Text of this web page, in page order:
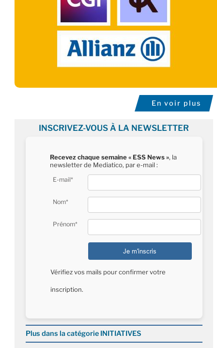
En voir plus
INSCRIVEZ-VOUS À LA NEWSLETTER
Recevez chaque semaine « ESS News », la
newsletter de Mediatico, par e-mail :
E-mail*
Nom*
Prénom*
Vérifiez vos mails pour confirmer votre
inscription.
Plus dans la catégorie INITIATIVES